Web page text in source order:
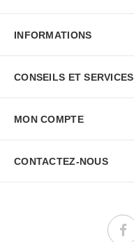
INFORMATIONS
CONSEILS ET SERVICES
MON COMPTE
CONTACTEZ-NOUS